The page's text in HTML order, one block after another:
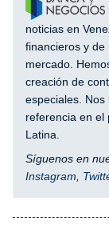
noticias en
financieros y de
mercado.
creación de
especiales.
referencia en el
Latina.
Síguenos en
Instagram